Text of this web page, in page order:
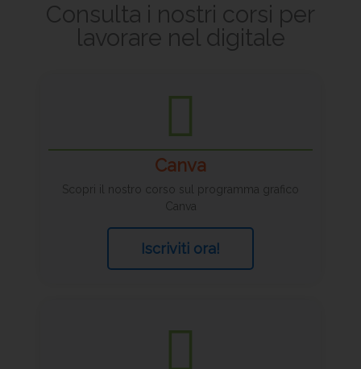
Consulta i nostri corsi per
lavorare nel digitale
Canva
Scopri il nostro corso sul programma grafico
Canva
Iscriviti ora!